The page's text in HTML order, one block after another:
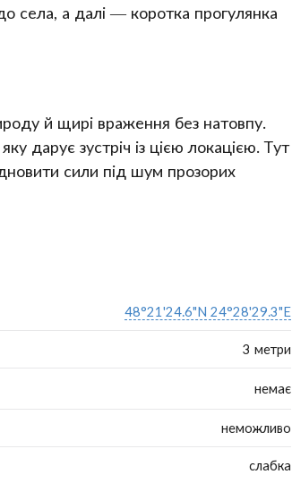
села, а далі — коротка прогулянка
й щирі враження без натовпу.
дарує зустріч із цією локацією. Тут
сили під шум прозорих
48°21'24.6"N 24°28'29.3"E
3 метри
немає
неможливо
слабка